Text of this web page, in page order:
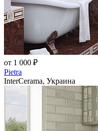
от 1 000 ₽
Pietra
InterCerama, Украина